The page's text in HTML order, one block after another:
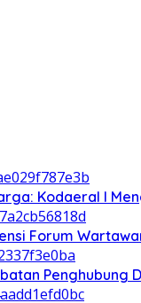
Kodaeral I
Forum
Penghubung